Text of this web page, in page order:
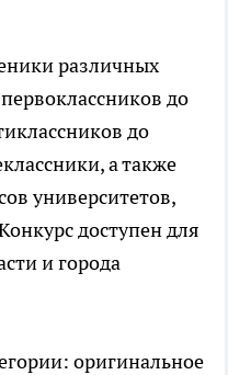
различных
до
до
а также
университетов,
доступен для
и города
оригинальное